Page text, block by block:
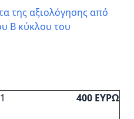
της αξιολόγησης από
Β κύκλου του
400 ΕΥΡΩ